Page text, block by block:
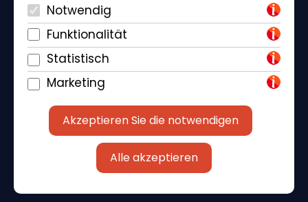
Notwendig
Funktionalität
Statistisch
Marketing
Akzeptieren Sie die notwendigen
Alle akzeptieren
+385 98 184 4015
info@klickandbook.com